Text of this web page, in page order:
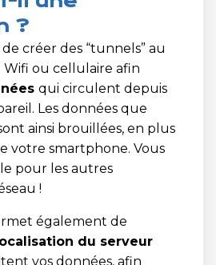
?
créer des “tunnels” au
Wifi ou cellulaire afin
qui circulent depuis
Les données que
ainsi brouillées, en plus
votre smartphone. Vous
pour les autres
!
également de
du serveur
vos données, afin